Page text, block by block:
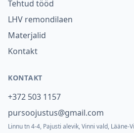
Tehtud tööd
LHV remondilaen
Materjalid
Kontakt
KONTAKT
+372 503 1157
pursoojustus@gmail.com
Linnu tn 4-4, Pajusti alevik, Vinni vald, Lääne-